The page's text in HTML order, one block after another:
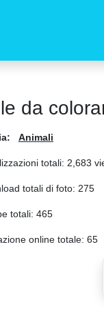
da
Animali
totali: 2,683
totali di foto: 275
totali: 465
online totale: 65